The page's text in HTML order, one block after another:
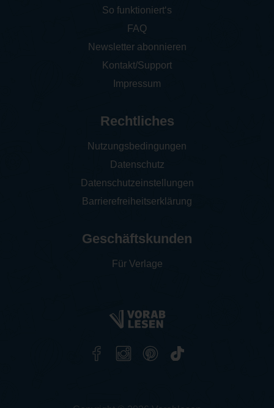
So funktioniert‘s
FAQ
Newsletter abonnieren
Kontakt/Support
Impressum
Rechtliches
Nutzungsbedingungen
Datenschutz
Datenschutzeinstellungen
Barrierefreiheitserklärung
Geschäftskunden
Für Verlage